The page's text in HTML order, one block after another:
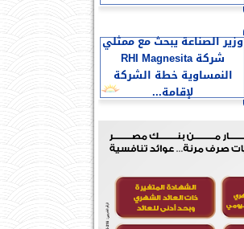
وزير الصناعة يبحث مع ممثلي
شركة RHI Magnesita
النمساوية خطة الشركة
لإقامة...